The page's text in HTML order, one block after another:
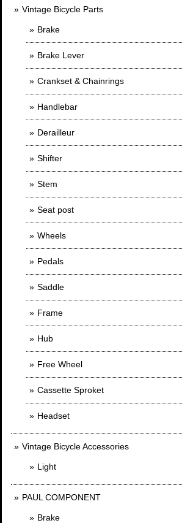
Vintage Bicycle Parts
Brake
Brake Lever
Crankset & Chainrings
Handlebar
Derailleur
Shifter
Stem
Seat post
Wheels
Pedals
Saddle
Frame
Hub
Free Wheel
Cassette Sproket
Headset
Vintage Bicycle Accessories
Light
PAUL COMPONENT
Brake